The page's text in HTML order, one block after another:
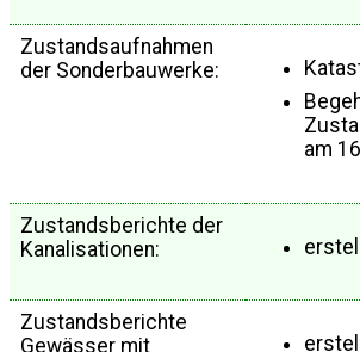
Zustandsaufnahmen
der Sonderbauwerke:
am
Zustandsberichte der
Kanalisationen:
Zustandsberichte
Gewässer mit